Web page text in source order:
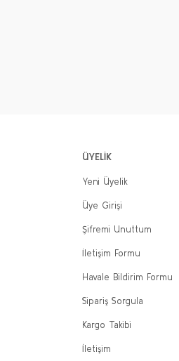
ÜYELİK
Yeni Üyelik
Üye Girişi
Şifremi Unuttum
İletişim Formu
Havale Bildirim Formu
Sipariş Sorgula
Kargo Takibi
İletişim